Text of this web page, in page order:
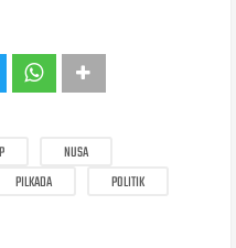
NUSA
PILKADA
POLITIK